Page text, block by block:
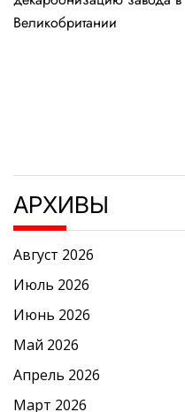
Великобритании
АРХИВЫ
Август 2026
Июль 2026
Июнь 2026
Май 2026
Апрель 2026
Март 2026